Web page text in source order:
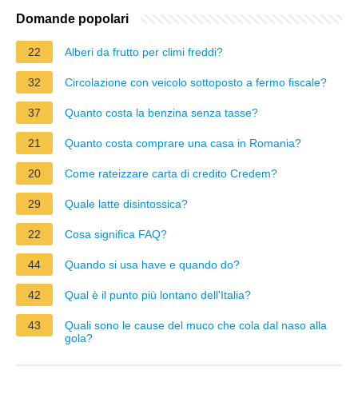
Domande popolari
22 Alberi da frutto per climi freddi?
32 Circolazione con veicolo sottoposto a fermo fiscale?
37 Quanto costa la benzina senza tasse?
21 Quanto costa comprare una casa in Romania?
20 Come rateizzare carta di credito Credem?
29 Quale latte disintossica?
22 Cosa significa FAQ?
44 Quando si usa have e quando do?
42 Qual è il punto più lontano dell'Italia?
43
Quali sono le cause del muco che cola dal naso alla
gola?